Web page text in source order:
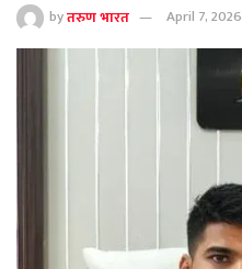
byतरुण भारत April 7, 2026